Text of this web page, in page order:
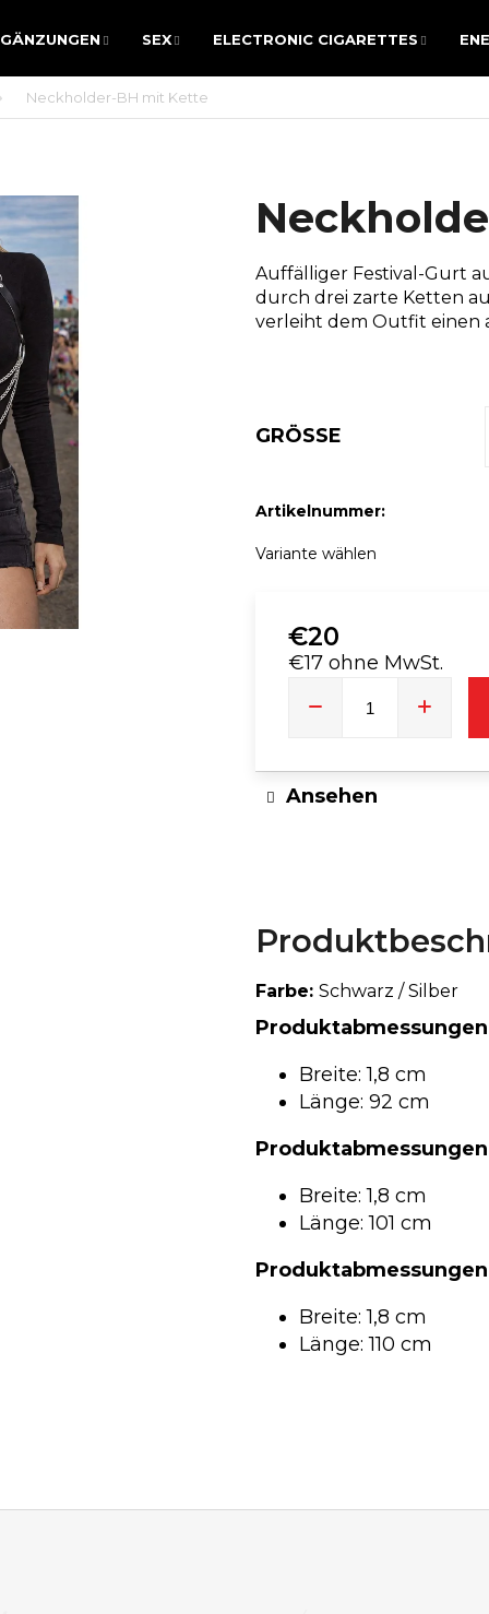
SEX ELECTRONIC CIGARETTES
Neckholder-BH mit Kette
Auffälliger Festival-Gurt
durch drei zarte Ketten
verleiht dem Outfit einen
GRÖSSE
Artikelnummer:
Variante wählen
€20
€17 ohne MwSt.
Ansehen
Farbe: Schwarz / Silber
Produktabmessungen
Breite: 1,8 cm
Länge: 92 cm
Breite: 1,8 cm
Länge: 101 cm
Breite: 1,8 cm
Länge: 110 cm
WAS SUCHEN SIE?
SUCHEN
Wir empfehlen
DJ-T-SHIRT TIMMY-TROMPETE